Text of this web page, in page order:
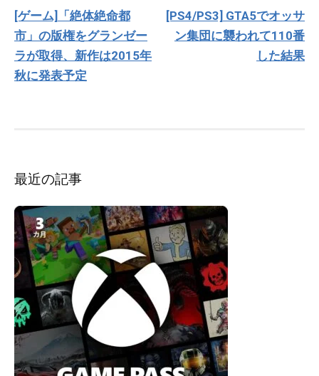
ナ
ビ
ゲ
ー
シ
[ゲーム]「絶体絶命都
市」の版権をグランゼー
ラが取得、新作は2015年
秋に発表予定
[PS4/PS3] GTA5でオッサ
ン集団に襲われて110番
した結果
最近の記事